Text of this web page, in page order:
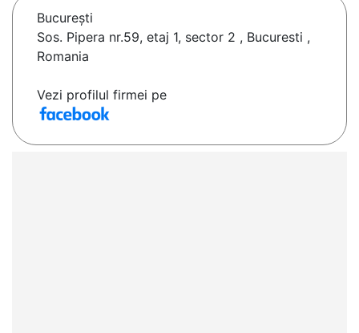
Bucureşti
Sos. Pipera nr.59, etaj 1, sector 2 , Bucuresti ,
Romania
Vezi profilul firmei pe